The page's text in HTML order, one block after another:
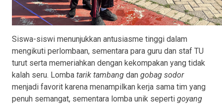
Siswa-siswi menunjukkan antusiasme tinggi dalam
mengikuti perlombaan, sementara para guru dan staf TU
turut serta memeriahkan dengan kekompakan yang tidak
kalah seru. Lomba tarik tambang dan gobag sodor
menjadi favorit karena menampilkan kerja sama tim yang
penuh semangat, sementara lomba unik seperti goyang